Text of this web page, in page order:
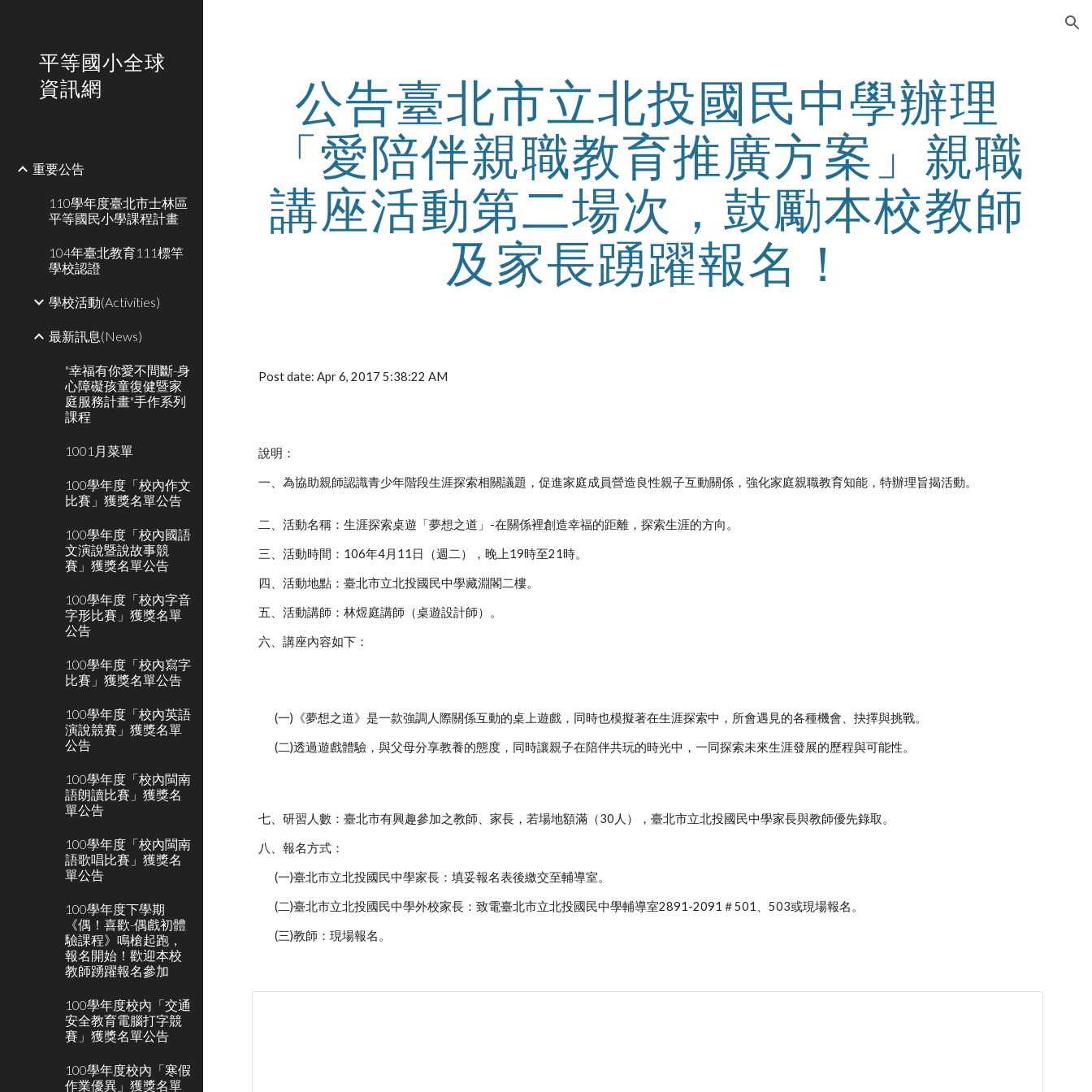
平等國小全球
資訊網
重要公告
110學年度臺北市士林區
平等國民小學課程計畫
104年臺北教育111標竿
學校認證
學校活動(Activities)
最新訊息(News)
"幸福有你愛不間斷-身
心障礙孩童復健暨家
庭服務計畫"手作系列
課程
1001月菜單
100學年度「校內作文
比賽」獲獎名單公告
100學年度「校內國語
文演說暨說故事競
賽」獲獎名單公告
100學年度「校內字音
字形比賽」獲獎名單
公告
100學年度「校內寫字
比賽」獲獎名單公告
100學年度「校內英語
演說競賽」獲獎名單
公告
100學年度「校內閩南
語朗讀比賽」獲獎名
單公告
100學年度「校內閩南
語歌唱比賽」獲獎名
單公告
100學年度下學期
《偶！喜歡-偶戲初體
驗課程》鳴槍起跑，
報名開始！歡迎本校
教師踴躍報名參加
100學年度校內「交通
安全教育電腦打字競
賽」獲獎名單公告
100學年度校內「寒假
作業優異」獲獎名單
公告臺北市立北投國民中學辦理
「愛陪伴親職教育推廣方案」親職
講座活動第二場次，鼓勵本校教師
及家長踴躍報名！
Post date: Apr 6, 2017 5:38:22 AM
說明：
一、為協助親師認識青少年階段生涯探索相關議題，促進家庭成員營造良性親子互動關係，強化家庭親職教育知能，特辦理旨揭活動。
二、活動名稱：生涯探索桌遊「夢想之道」-在關係裡創造幸福的距離，探索生涯的方向。
三、活動時間：106年4月11日（週二），晚上19時至21時。
四、活動地點：臺北市立北投國民中學藏淵閣二樓。
五、活動講師：林煜庭講師（桌遊設計師）。
六、講座內容如下：
(一)《夢想之道》是一款強調人際關係互動的桌上遊戲，同時也模擬著在生涯探索中，所會遇見的各種機會、抉擇與挑戰。
(二)透過遊戲體驗，與父母分享教養的態度，同時讓親子在陪伴共玩的時光中，一同探索未來生涯發展的歷程與可能性。
七、研習人數：臺北市有興趣參加之教師、家長，若場地額滿（30人），臺北市立北投國民中學家長與教師優先錄取。
八、報名方式：
(一)臺北市立北投國民中學家長：填妥報名表後繳交至輔導室。
(二)臺北市立北投國民中學外校家長：致電臺北市立北投國民中學輔導室2891-2091＃501、503或現場報名。
(三)教師：現場報名。